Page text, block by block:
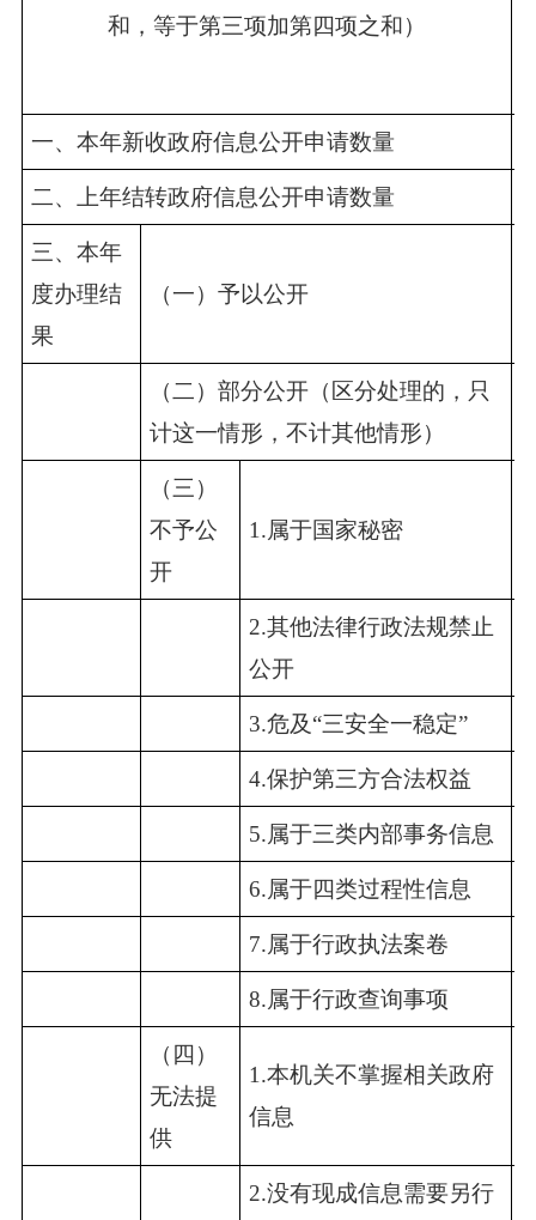
和，等于第三项加第四项之和）
一、本年新收政府信息公开申请数量
二、上年结转政府信息公开申请数量
三、本年
度办理结
果
（一）予以公开
（二）部分公开（区分处理的，只
计这一情形，不计其他情形）
（三）
不予公
开
1.属于国家秘密
2.其他法律行政法规禁止
公开
3.危及“三安全一稳定”
4.保护第三方合法权益
5.属于三类内部事务信息
6.属于四类过程性信息
7.属于行政执法案卷
8.属于行政查询事项
（四）
无法提
供
1.本机关不掌握相关政府
信息
2.没有现成信息需要另行